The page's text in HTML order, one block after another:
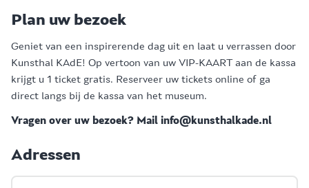
Plan uw bezoek
Geniet van een inspirerende dag uit en laat u verrassen door
Kunsthal KAdE! Op vertoon van uw VIP-KAART aan de kassa
krijgt u 1 ticket gratis. Reserveer uw tickets online of ga
direct langs bij de kassa van het museum.
Vragen over uw bezoek? Mail info@kunsthalkade.nl
Adressen